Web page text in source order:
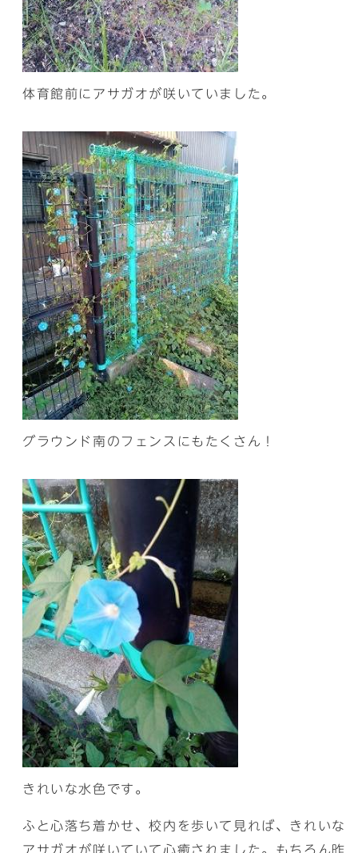
体育館前にアサガオが咲いていました。
グラウンド南のフェンスにもたくさん！
きれいな水色です。
ふと心落ち着かせ、校内を歩いて見れば、きれいな
アサガオが咲いていて心癒されました。もちろん昨